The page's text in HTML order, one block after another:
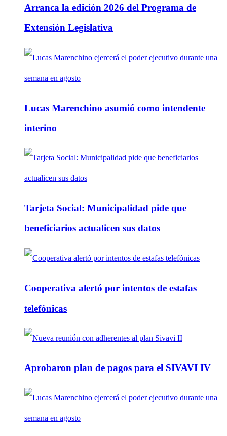
Arranca la edición 2026 del Programa de
Extensión Legislativa
Lucas Marenchino asumió como intendente
interino
Tarjeta Social: Municipalidad pide que
beneficiarios actualicen sus datos
Cooperativa alertó por intentos de estafas
telefónicas
Aprobaron plan de pagos para el SIVAVI IV